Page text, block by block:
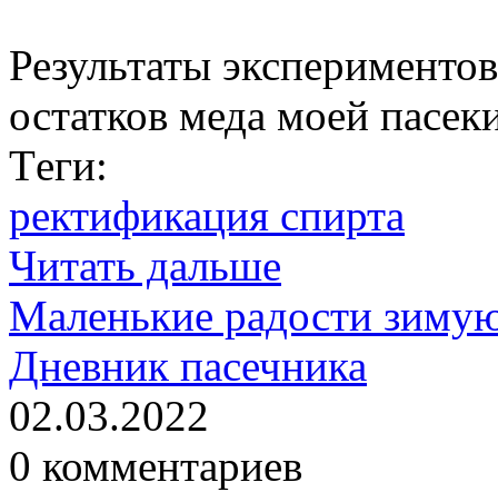
Результаты
остатков меда моей
Тeги:
ректификация спирта
Читать дальше
Маленькие радости
Дневник пасечника
02.03.2022
0 комментариев